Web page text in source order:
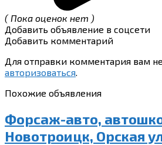
( Пока оценок нет )
Добавить объявление в соцсети
Добавить комментарий
Для отправки комментария вам
авторизоваться.
Похожие объявления
Форсаж-авто,
Новотроицк, Орская